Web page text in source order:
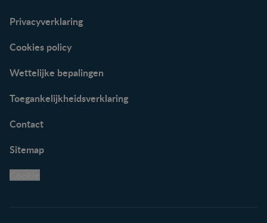
Privacyverklaring
Cookies policy
Wettelijke bepalingen
Toegankelijkheidsverklaring
Contact
Sitemap